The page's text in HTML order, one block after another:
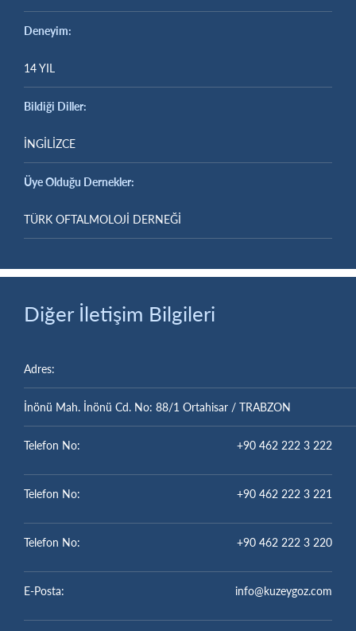
Deneyim:
14 YIL
Bildiği Diller:
İNGİLİZCE
Üye Olduğu Dernekler:
TÜRK OFTALMOLOJİ DERNEĞİ
Diğer İletişim Bilgileri
Adres:
İnönü Mah. İnönü Cd. No: 88/1 Ortahisar / TRABZON
Telefon No: +90 462 222 3 222
Telefon No: +90 462 222 3 221
Telefon No: +90 462 222 3 220
E-Posta: info@kuzeygoz.com